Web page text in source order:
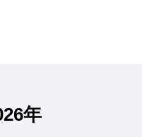
年